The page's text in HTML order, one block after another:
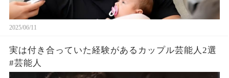
2025/06/11
実は付き合っていた経験があるカップル芸能人2選
#芸能人